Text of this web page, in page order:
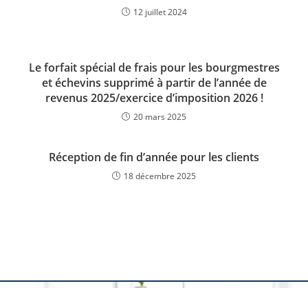
12 juillet 2024
Le forfait spécial de frais pour les bourgmestres
et échevins supprimé à partir de l’année de
revenus 2025/exercice d’imposition 2026 !
20 mars 2025
Réception de fin d’année pour les clients
18 décembre 2025